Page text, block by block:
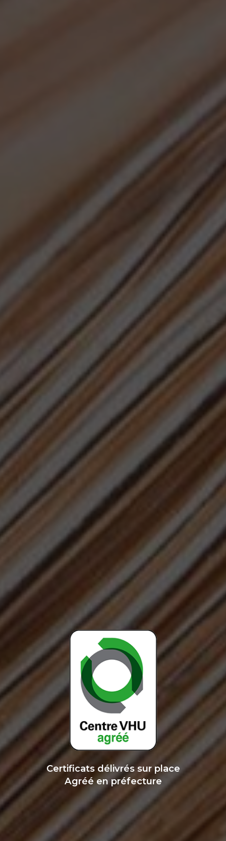
Certificats délivrés sur place
Agréé en préfecture